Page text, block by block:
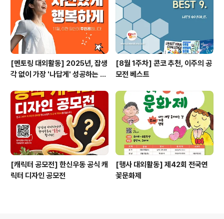
[멘토링 대외활동] 2025년, 잡생
각 없이 가장 '나답게' 성공하는 법
[8월 1주차] 콘코 추천, 이주의 공
모전 베스트
[캐릭터 공모전] 한신우동 공식 캐
릭터 디자인 공모전
[행사 대외활동] 제42회 전국연
꽃문화제